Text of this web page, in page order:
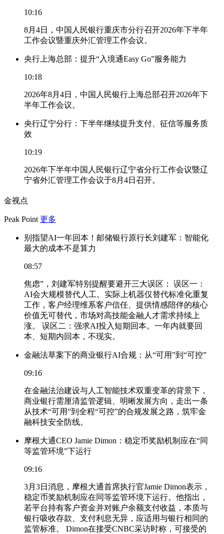
10:16
8月4日，中国人民银行重庆市分行召开2026年下半年
工作会议暨重庆外汇管理工作会议。
央行上海总部：提升“入境通Easy Go”服务能力
10:18
2026年8月4日，中国人民银行上海总部召开2026年下
半年工作会议。
央行辽宁分行：下半年继续提升支付、征信等服务质
效
10:19
2026年下半年中国人民银行辽宁省分行工作会议暨辽
宁省外汇管理工作会议于8月4日召开。
金视点
Peak Point 更多
别指望AI一年回本！邮储银行原行长刘建军：智能化
最大的成本不是算力
08:57
焦虑”，刘建军特别提醒要避开三大误区： 误区一：
AI会大规模替代人工。实际上机器仅替代标准化重复
工作，客户经理维系客户信任、提供情感陪伴的核心
价值无可替代，市场对高技能金融人才需求持续上
涨。 误区二：强求AI投入短期回本。一年内就要回
本、短期内回本，不现实。
金融法草案下的商业银行AI合规：从“可用”到“可控”
09:16
在金融法治建设与人工智能技术双重变革的背景下，
商业银行需厘清监管逻辑、明晰发展方向，走出一条
从技术“可用”到全程“可控”的合规发展之路，筑牢金
融科技安全防线。
摩根大通CEO Jamie Dimon：稳定币奖励机制应在“同
等监管环境”下运行
09:16
3月3日消息，摩根大通首席执行官Jamie Dimon表示，
稳定币奖励机制应在同等监管环境下运行。他指出，
若平台持有客户资金并对账户余额支付收益，本质与
银行吸收存款、支付利息无异，应适用与银行相同的
监管标准。 Dimon在接受CNBC采访时称，可接受的